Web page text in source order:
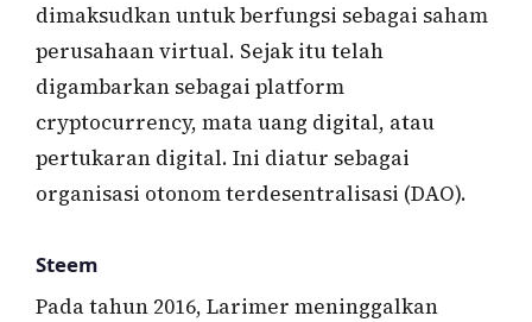
dimaksudkan untuk berfungsi sebagai saham
perusahaan virtual. Sejak itu telah
digambarkan sebagai platform
cryptocurrency, mata uang digital, atau
pertukaran digital. Ini diatur sebagai
organisasi otonom terdesentralisasi (DAO).
Steem
Pada tahun 2016, Larimer meninggalkan